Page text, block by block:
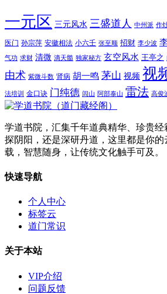
一元区 三元风水 三盛道人 中州派 作
医门 孙宗萍 安徽相法 小六壬 张至顺 招财 李少波
气功 求财 清微 滴天髓 独家秘方 玄空风水 王亭之
由术 紫微斗数 肾病 胡一鸣 茅山 视频 视
法培训 金口诀 门纯德 闾山 阿部泰山 雷法 高俊
学道书院，汇集千年道典精华、珍贵
探阴阳，还是深研丹道，这里都是你
载，智慧随身，让传统文化触手可及。
快速导航
个人中心
标签云
道门常识
关于本站
VIP介绍
问题反馈